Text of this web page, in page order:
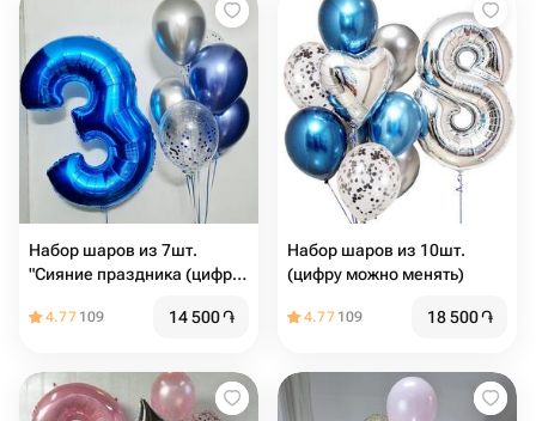
Набор шаров из 7шт.
"Сияние праздника (цифру
4.77 109 14 500֏
Набор шаров из 10шт.
(цифру можно менять)
4.77 109 18 500֏